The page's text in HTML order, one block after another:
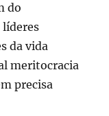
do
líderes
da vida
meritocracia
precisa